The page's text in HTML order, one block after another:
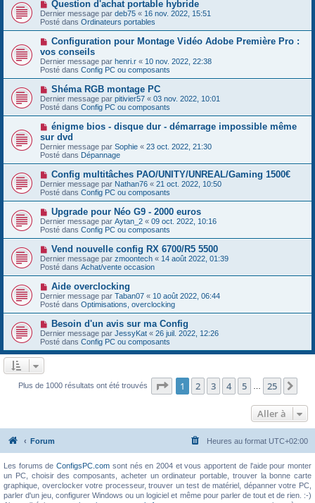
s
s
a
g
e
a
u
m
e
s
s
a
g
e
N
o
u
v
a
u
m
e
s
s
a
g
e
Question d'achat portable hybride
Dernier message par deb75 « 16 nov. 2022, 15:51
Posté dans Ordinateurs portables
N
u
v
e
a
u
m
e
s
s
a
g
e
Configuration pour Montage Vidéo Adobe Première Pro :
vos conseils
Dernier message par henri.r « 10 nov. 2022, 22:38
Posté dans Config PC ou composants
N
o
u
v
a
u
m
e
s
s
g
e
Shéma RGB montage PC
Dernier message par pitivier57 « 03 nov. 2022, 10:01
Posté dans Config PC ou composants
N
u
v
e
a
u
m
e
s
s
g
e
énigme bios - disque dur - démarrage impossible même
sur dvd
Dernier message par Sophie « 23 oct. 2022, 21:30
Posté dans Dépannage
N
o
u
v
e
a
u
m
e
s
s
a
g
Config multitâches PAO/UNITY/UNREAL/Gaming 1500€
Dernier message par Nathan76 « 21 oct. 2022, 10:50
Posté dans Config PC ou composants
N
o
u
v
e
u
m
e
s
s
a
g
e
Upgrade pour Néo G9 - 2000 euros
Dernier message par Aytan_2 « 09 oct. 2022, 10:16
Posté dans Config PC ou composants
N
o
u
v
a
u
m
e
s
a
g
e
Vend nouvelle config RX 6700/R5 5500
Dernier message par zmoontech « 14 août 2022, 01:39
Posté dans Achat/vente occasion
N
o
u
v
e
a
u
m
e
g
Aide overclocking
Dernier message par Taban07 « 10 août 2022, 06:44
Posté dans Optimisations, overclocking
N
o
u
v
e
m
e
Besoin d'un avis sur ma Config
Dernier message par JessyKat « 26 juil. 2022, 12:26
Posté dans Config PC ou composants
Plus de 1000 résultats ont été trouvés Page 1sur25
1 2 3 4 5 25
Aller à
Forum Heures au format UTC+02:00
Les forums deConfigsPC.com sont nés en 2004 et vous apportent de l'aide pour monter
un PC, choisir des composants, acheter un ordinateur portable, trouver la bonne carte
graphique, overclocker votre processeur, trouver un test de matériel, dépanner votre PC,
parler d'un jeu, configurer Windows ou un logiciel et même pour parler de tout et de rien. :-)